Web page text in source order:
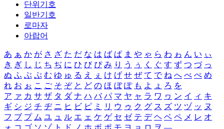
단위기호
일반기호
로마자
아랍어
あ ぁ か が さ ざ た だ な は ば ぱ ま や ゃ ら わ ゎ ん い ぃ
き ぎ し じ ち ぢ に ひ び ぴ み り う ぅ く ぐ す ず つ づ っ
ぬ ふ ぶ ぷ む ゆ ゅ る え ぇ け げ せ ぜ て で ね へ べ ぺ め
れ お ぉ こ ご そ ぞ と ど の ほ ぼ ぽ も よ ょ ろ を
ア ァ カ サ ザ タ ダ ナ ハ バ パ マ ヤ ャ ラ ワ ヮ ン イ ィ キ
ギ シ ジ チ ヂ ニ ヒ ビ ピ ミ リ ウ ゥ ク グ ス ズ ツ ヅ ッ ヌ
フ ブ プ ム ユ ュ ル エ ェ ケ ゲ セ ゼ テ デ ヘ ベ ペ メ レ オ